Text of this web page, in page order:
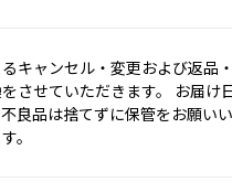
キャンセル・変更および返品
させていただきます。 お届け
良品は捨てずに保管をお願い
。